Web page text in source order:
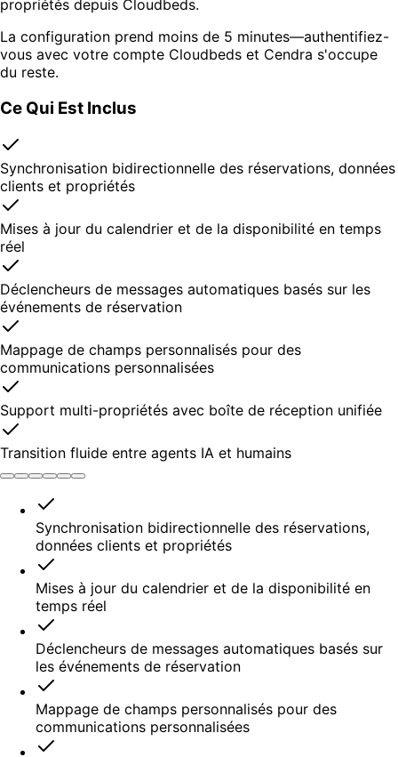
propriétés depuis Cloudbeds.
La configuration prend moins de 5 minutes—authentifiez-
vous avec votre compte Cloudbeds et Cendra s'occupe
du reste.
Ce Qui Est Inclus
Synchronisation bidirectionnelle des réservations, données
clients et propriétés
Mises à jour du calendrier et de la disponibilité en temps
réel
Déclencheurs de messages automatiques basés sur les
événements de réservation
Mappage de champs personnalisés pour des
communications personnalisées
Support multi-propriétés avec boîte de réception unifiée
Transition fluide entre agents IA et humains
Synchronisation bidirectionnelle des réservations,
données clients et propriétés
Mises à jour du calendrier et de la disponibilité en
temps réel
Déclencheurs de messages automatiques basés sur
les événements de réservation
Mappage de champs personnalisés pour des
communications personnalisées